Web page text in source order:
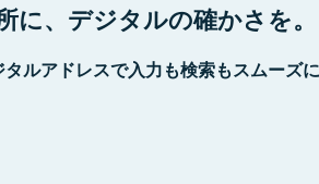
に、デジタルの確かさを。
タルアドレスで入力も検索もスムーズ